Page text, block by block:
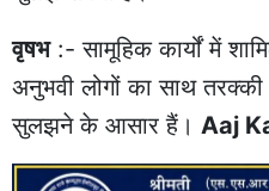
वृषभ:- सामूहिक कार्यों में
अनुभवी लोगों का साथ तरक्की
सुलझने के आसार हैं। Aaj